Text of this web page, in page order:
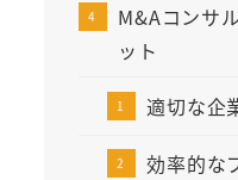
M&Aコンサ
ット
適切な企
効率的な